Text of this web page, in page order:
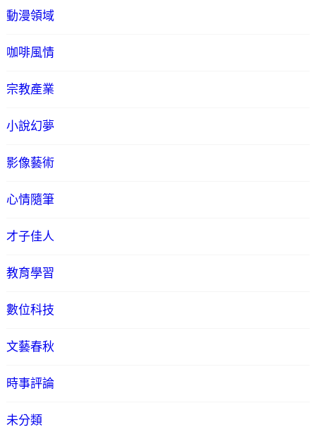
動漫領域
咖啡風情
宗教產業
小說幻夢
影像藝術
心情隨筆
才子佳人
教育學習
數位科技
文藝春秋
時事評論
未分類